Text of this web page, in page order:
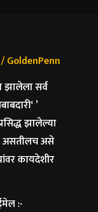
GoldenPenn
सर्व
’
झालेल्या
असतीलच असे
कायदेशीर
:-